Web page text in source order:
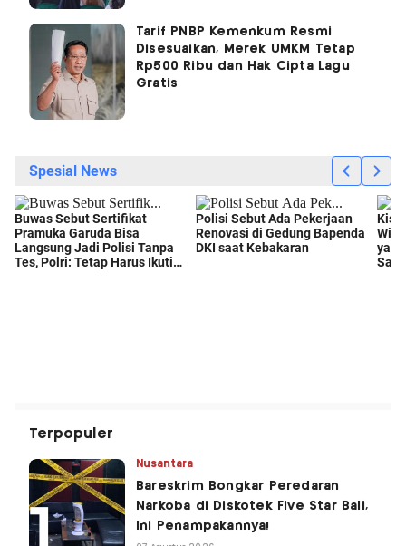
Tarif PNBP Kemenkum Resmi
Disesuaikan, Merek UMKM Tetap
Rp500 Ribu dan Hak Cipta Lagu
Gratis
Terpopuler
Nusantara
Bareskrim Bongkar Peredaran
Narkoba di Diskotek Five Star Bali,
Ini Penampakannya!